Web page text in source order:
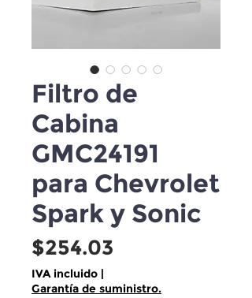
Filtro de
Cabina
GMC24191
para Chevrolet
Spark y Sonic
$254.03
IVA incluido |
Garantía de suministro.